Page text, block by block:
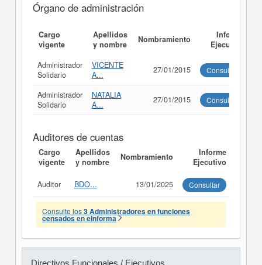
Órgano de administración
Cargo
vigente
Apellidos
y nombre
Nombramiento
Informe
Ejecutivo
Administrador
Solidario
VICENTE
A...
27/01/2015 Consultar
Administrador
Solidario
NATALIA
A...
27/01/2015 Consultar
Auditores de cuentas
Cargo
vigente
Apellidos
y nombre
Nombramiento
Informe
Ejecutivo
Auditor BDO... 13/01/2025 Consultar
Consulte los3 Administradores en funciones
censados en eInforma
Directivos Funcionales / Ejecutivos